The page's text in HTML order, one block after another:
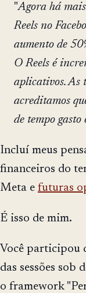
"Agora há
Reels no
aumento de
O Reels é
aplicativos. As
acreditamos
de tempo
Incluí meus
financeiros do
Meta e futuras
É isso de mim.
Você participou
das sessões sob
o framework